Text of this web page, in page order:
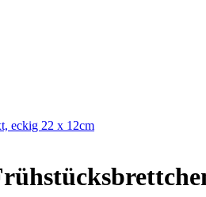
eckig 22 x 12cm